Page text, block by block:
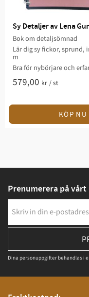
Sy Detaljer av Lena
Bok om detaljsömnad
Lär dig sy fickor,
m
Bra för nybörjare och
579,00 kr /st
Prenumerera på
Dina personuppgifter behandlas i